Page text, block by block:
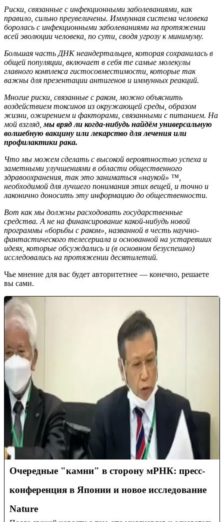
Риски, связанные с инфекционными заболеваниями, как
правило, сильно преувеличены. Иммунная система человека
боролась с инфекционными заболеваниями на протяжении
всей эволюции человека, по сути, сводя угрозу к минимуму.
Большая часть ДНК неандертальцев, которая сохранилась в
общей популяции, включает в себя те самые молекулы
главного комплекса гистосовместимости, которые так
важны для презентации антигенов и иммунных реакций.
Многие риски, связанные с раком, можно объяснить
воздействием токсинов из окружающей среды, образом
жизни, ожирением и факторами, связанными с питанием. На
мой взгляд,мы вряд ли когда-нибудь найдём универсальную
волшебную вакцину или лекарство для лечения или
профилактики рака.
Что мы можем сделать с высокой вероятностью успеха и
заметными улучшениями в области общественного
здравоохранения, так это заниматься «наукой» ™,
необходимой для лучшего понимания этих вещей, и точно и
лаконично доносить эту информацию до общественности.
Вот как мы должны расходовать государственные
средства. А не на финансирование какой-нибудь новой
программы «борьбы с раком», названной в честь научно-
фантастического телесериала и основанной на устаревших
идеях, которые обсуждались и (в основном безуспешно)
исследовались на протяжении десятилетий.
Чье мнение для вас будет авторитетнее — конечно, решаете
вы сами.
Очередные "камни" в сторону мРНК: пресс-
конференция в Японии и новое исследование
Nature